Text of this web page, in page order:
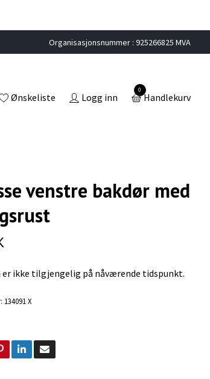
Organisasjonsnummer : 925266825 MVA
Ønskeliste Logg inn
0
Handlekurv
venstre bakdør med
er ikke tilgjengelig på nåværende tidspunkt.
134091 X